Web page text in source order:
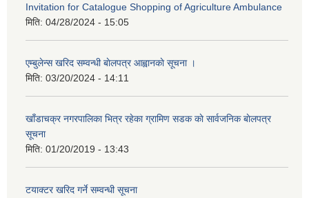
Invitation for Catalogue Shopping of Agriculture Ambulance
मिति: 04/28/2024 - 15:05
एम्बुलेन्स खरिद सम्वन्धी बाेलपत्र आह्वानकाे सूचना ।
मिति: 03/20/2024 - 14:11
खाँडाचक्र नगरपालिका भित्र रहेका ग्रामिण सडक काे सार्वजनिक बाेलपत्र
सूचना
मिति: 01/20/2019 - 13:43
टयाक्टर खरिद गर्ने सम्वन्धी सूचना